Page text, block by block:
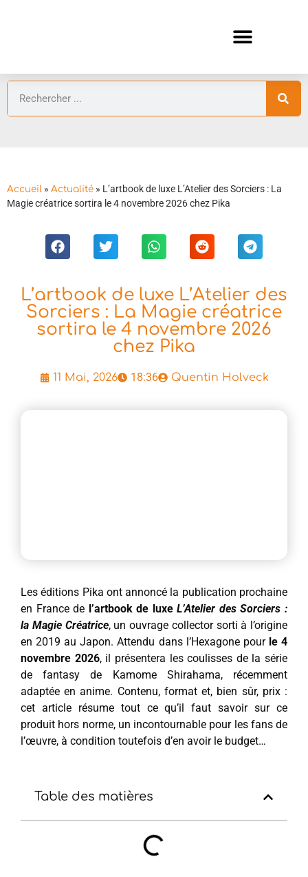
Accueil » Actualité » L’artbook de luxe L’Atelier des Sorciers : La
Magie créatrice sortira le 4 novembre 2026 chez Pika
L’artbook de luxe L’Atelier des
Sorciers : La Magie créatrice
sortira le 4 novembre 2026
chez Pika
11 Mai, 2026 18:36 Quentin Holveck
Les éditions Pika ont annoncé la publication prochaine
en France de l’artbook de luxeL’Atelier des Sorciers :
la Magie Créatrice, un ouvrage collector sorti à l’origine
en 2019 au Japon. Attendu dans l’Hexagone pour le 4
novembre 2026, il présentera les coulisses de la série
de fantasy de Kamome Shirahama, récemment
adaptée en anime. Contenu, format et, bien sûr, prix :
cet article résume tout ce qu’il faut savoir sur ce
produit hors norme, un incontournable pour les fans de
l’œuvre, à condition toutefois d’en avoir le budget…
Table des matières